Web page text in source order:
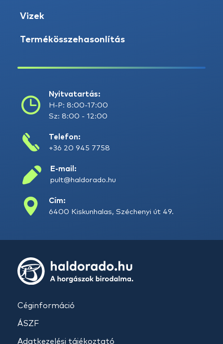
Vizek
Termékösszehasonlítás
Nyitvatartás:
H-P: 8:00-17:00
Sz: 8:00 - 12:00
Telefon:
+36 20 945 7758
E-mail:
pult@haldorado.hu
Cím:
6400 Kiskunhalas, Széchenyi út 49.
Céginformáció
ÁSZF
Adatkezelési tájékoztató